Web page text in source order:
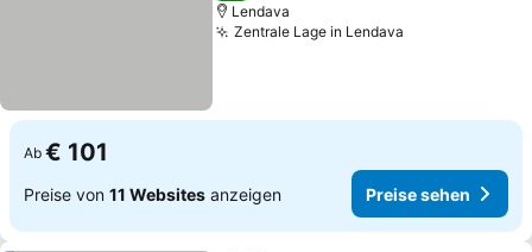
Lendava
Zentrale Lage in Lendava
Ab € 101
Preise von 11 Websites anzeigen Preise sehen